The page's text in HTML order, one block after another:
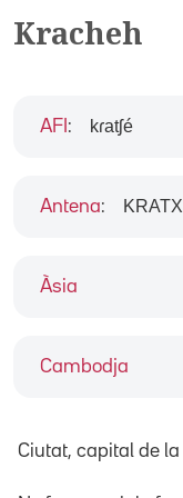
Kracheh
Àsia
Cambodja
AFI : kɾatʃé
Antena:
Ciutat, capital de